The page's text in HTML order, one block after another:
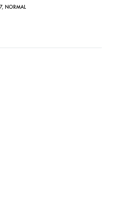
, NORMAL